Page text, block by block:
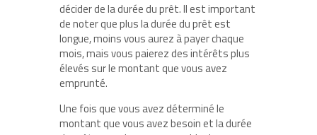
décider de la durée du prêt. Il est important
de noter que plus la durée du prêt est
longue, moins vous aurez à payer chaque
mois, mais vous paierez des intérêts plus
élevés sur le montant que vous avez
emprunté.
Une fois que vous avez déterminé le
montant que vous avez besoin et la durée